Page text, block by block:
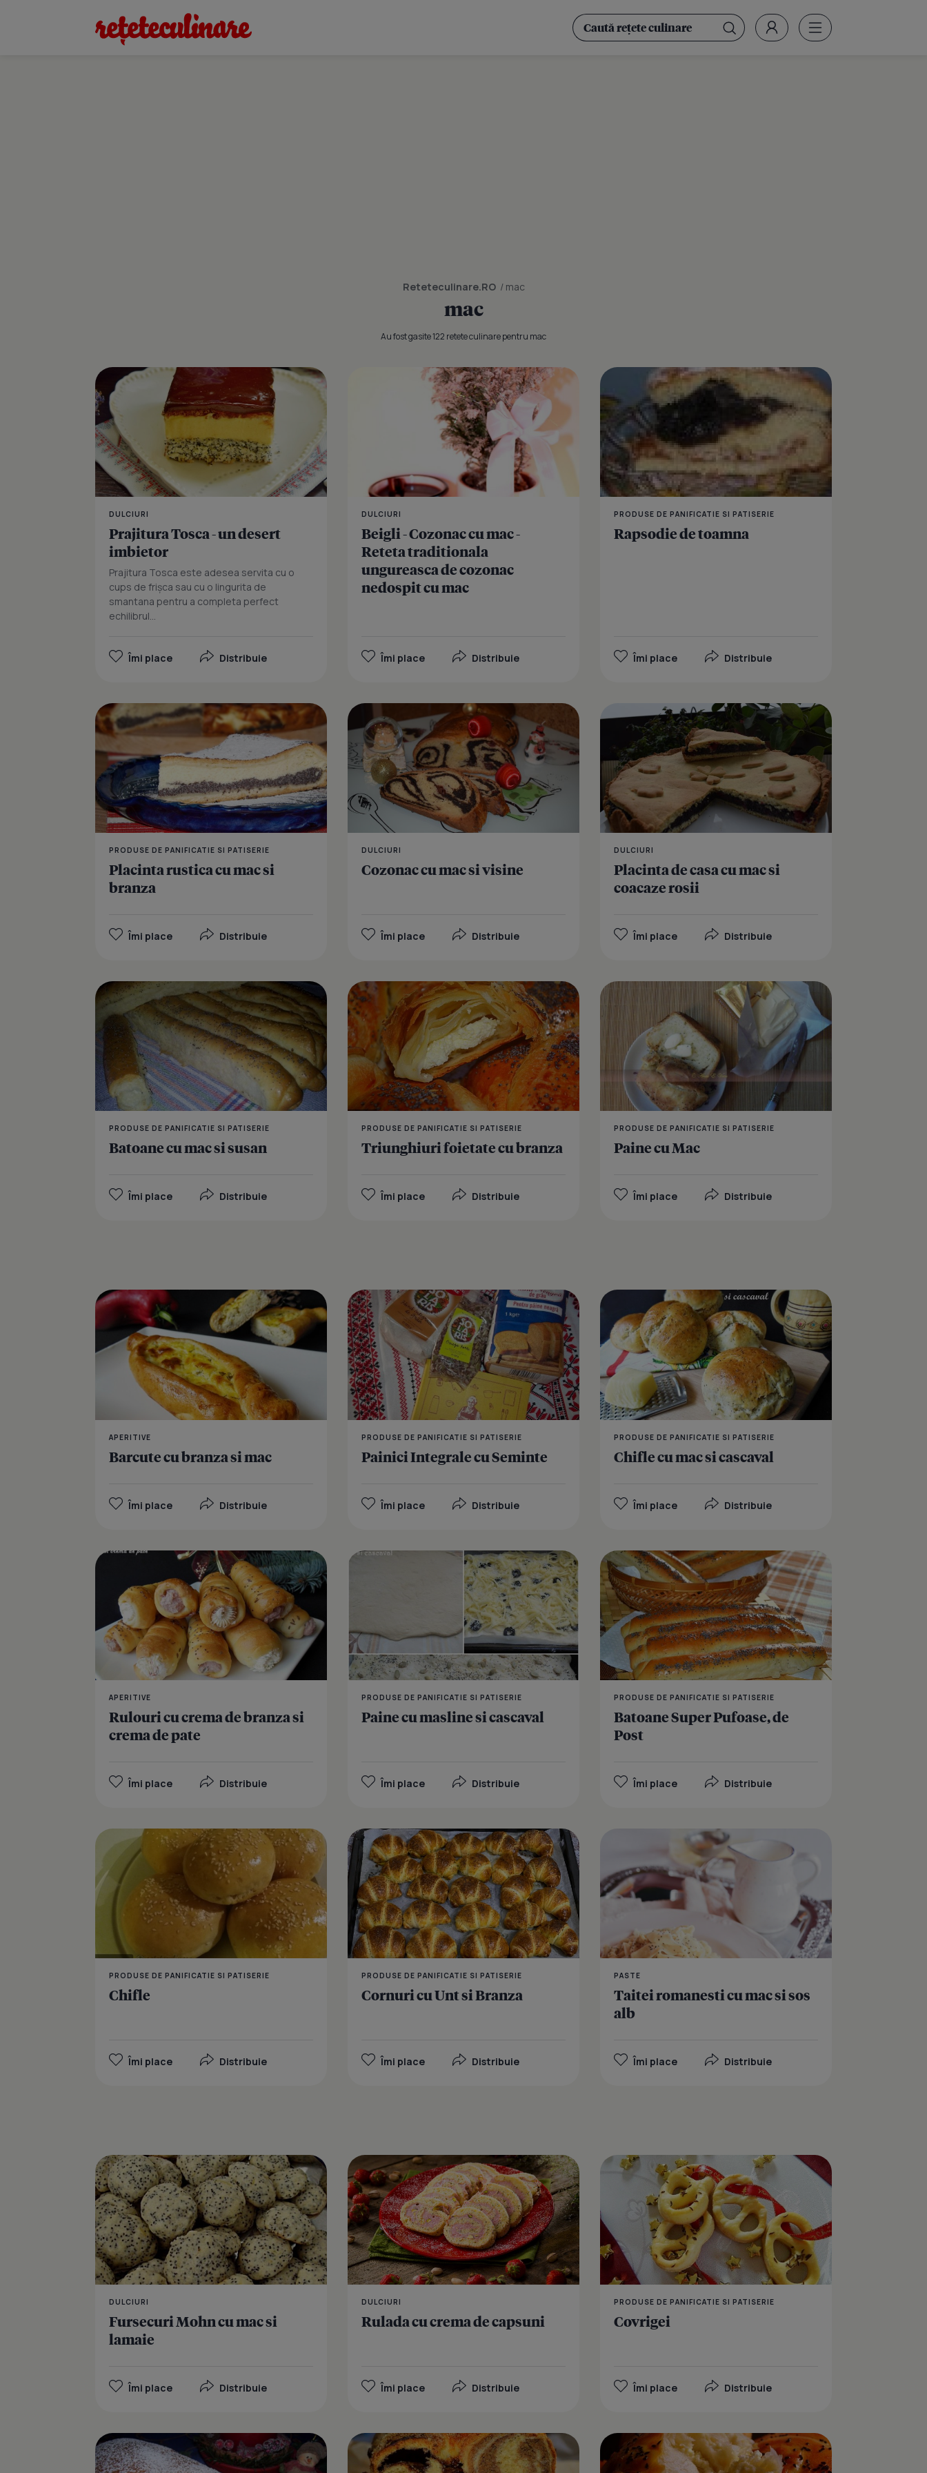
Reteteculinare.RO/ mac
mac
Au fost gasite 122 retete culinare pentru mac
DULCIURI
Prajitura Tosca - un desert
imbietor
Prajitura Tosca este adesea servita cu o
cups de frișca sau cu o lingurita de
smantana pentru a completa perfect
echilibrul...
Îmi place Distribuie
Prajitura Tosca - un desert imbietor
DULCIURI
Beigli - Cozonac cu mac -
Reteta traditionala
ungureasca de cozonac
nedospit cu mac
Îmi place Distribuie
Beigli - Cozonac cu
PRODUSE DE PANIFICATIE SI PATISERIE
Rapsodie de toamna
Îmi place Distribuie
PRODUSE DE PANIFICATIE SI PATISERIE
Placinta rustica cu mac si
branza
Îmi place Distribuie
Placinta rustica cu mac si branza
DULCIURI
Cozonac cu mac si visine
Îmi place Distribuie
Cozonac cu mac si
DULCIURI
Placinta de casa cu mac si
coacaze rosii
Îmi place Distribuie
PRODUSE DE PANIFICATIE SI PATISERIE
Batoane cu mac si susan
Îmi place Distribuie
Batoane cu mac si susan
PRODUSE DE PANIFICATIE SI PATISERIE
Triunghiuri foietate cu branza
Îmi place Distribuie
Triunghiuri foietate cu
PRODUSE DE PANIFICATIE SI PATISERIE
Paine cu Mac
Îmi place Distribuie
APERITIVE
Barcute cu branza si mac
Îmi place Distribuie
Barcute cu branza si mac
PRODUSE DE PANIFICATIE SI PATISERIE
Painici Integrale cu Seminte
Îmi place Distribuie
Painici Integrale cu
PRODUSE DE PANIFICATIE SI PATISERIE
Chifle cu mac si cascaval
Îmi place Distribuie
APERITIVE
Rulouri cu crema de branza si
crema de pate
Îmi place Distribuie
Rulouri cu crema de branza si crema de pate
PRODUSE DE PANIFICATIE SI PATISERIE
Paine cu masline si cascaval
Îmi place Distribuie
Paine cu masline si
PRODUSE DE PANIFICATIE SI PATISERIE
Batoane Super Pufoase, de
Post
Îmi place Distribuie
PRODUSE DE PANIFICATIE SI PATISERIE
Chifle
Îmi place Distribuie
Chifle
PRODUSE DE PANIFICATIE SI PATISERIE
Cornuri cu Unt si Branza
Îmi place Distribuie
PASTE
Taitei romanesti cu mac si sos
alb
Îmi place Distribuie
DULCIURI
Fursecuri Mohn cu mac si
lamaie
Îmi place Distribuie
Fursecuri Mohn cu mac si lamaie
DULCIURI
Rulada cu crema de capsuni
Îmi place Distribuie
Rulada cu crema de
PRODUSE DE PANIFICATIE SI PATISERIE
Covrigei
Îmi place Distribuie
Makowiec (Strudel cu Mac) Cozonac cu Doua